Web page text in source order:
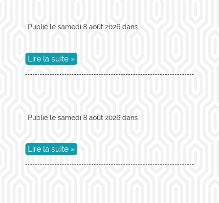
Publié lesamedi 8 août 2026 dans
Lire la suite »
Publié lesamedi 8 août 2026 dans
Lire la suite »